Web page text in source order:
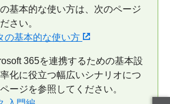
基本的な使い方は、次のページ
さい。
の基本的な使い方
365を連携するための基本設
化に役立つ幅広いシナリオにつ
ージを参照してください。